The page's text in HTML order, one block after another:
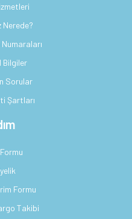
Nerede?
Bilgiler
Sorular
Şartları
Formu
Takibi